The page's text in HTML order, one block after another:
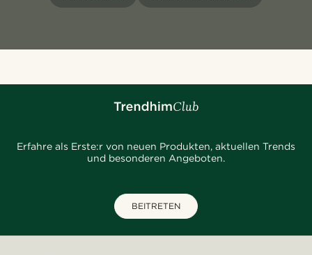
Erfahre als Erste:r von neuen Produkten, aktuellen Trends
und besonderen Angeboten.
BEITRETEN